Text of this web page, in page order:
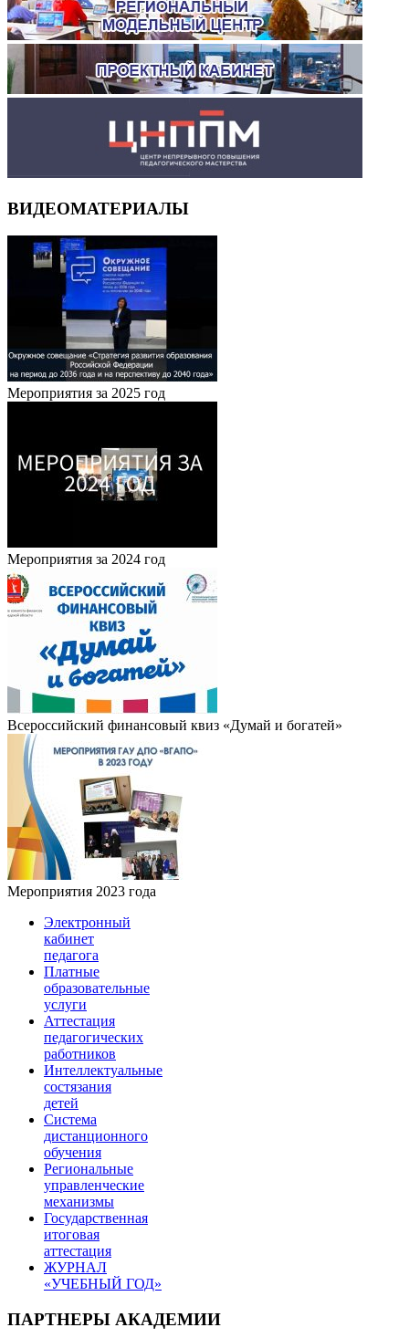
ВИДЕОМАТЕРИАЛЫ
Мероприятия за 2025 год
Мероприятия за 2024 год
Всероссийский финансовый квиз «Думай и богатей»
Мероприятия 2023 года
Электронный
кабинет
педагога
Платные
образовательные
услуги
Аттестация
педагогических
работников
Интеллектуальные
состязания
детей
Система
дистанционного
обучения
Региональные
управленческие
механизмы
Государственная
итоговая
аттестация
ЖУРНАЛ
«УЧЕБНЫЙ ГОД»
ПАРТНЕРЫ АКАДЕМИИ